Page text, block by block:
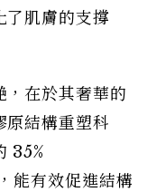
了肌膚的支撐
，在於其奢華的
原結構重塑科
35%
有效促進結構